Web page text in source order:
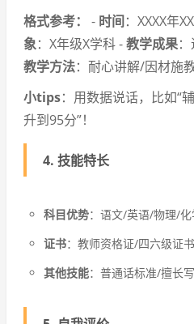
格式参考：
- 时间：XXXX年
象：X年级X学科 -教学成果
教学方法：耐心讲解/因材施
小tips：用数据说话，比如“
升到95分”！
4. 技能特长
科目优势：语文/英语/物理/
证书：教师资格证/四六级证
其他技能：普通话标准/擅长